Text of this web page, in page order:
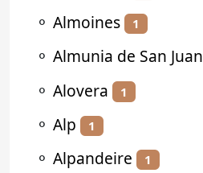
⚬ Almoines 1
⚬ Almunia de San Juan
⚬ Alovera 1
⚬ Alp 1
⚬ Alpandeire 1